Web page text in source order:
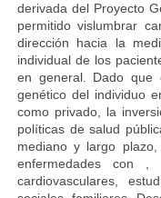
derivada del Proyecto
permitido vislumbrar
dirección hacia la
individual de los
en general. Dado que
genético del individuo
como privado, la
políticas de salud
mediano y largo
enfermedades con ,
cardiovasculares,